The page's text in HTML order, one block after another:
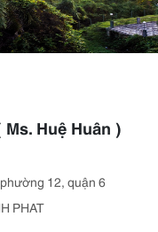
Huệ Huân )
12, quận 6
PHAT